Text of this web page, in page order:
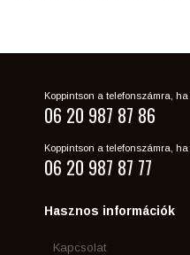
Koppintson a telefonszámra,
06 20 987 87 86
Koppintson a telefonszámra,
06 20 987 87 77
Hasznos információk
Kapcsolat